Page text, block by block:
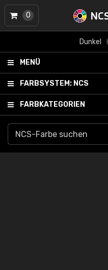
Dunkel
MENÜ
FARBSYSTEM: NCS
FARBKATEGORIEN
0